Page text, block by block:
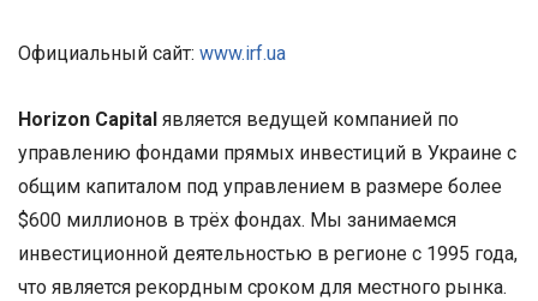
Официальный сайт: www.irf.ua
Horizon Capital является ведущей компанией по
управлению фондами прямых инвестиций в Украине с
общим капиталом под управлением в размере более
$600 миллионов в трёх фондах. Мы занимаемся
инвестиционной деятельностью в регионе с 1995 года,
что является рекордным сроком для местного рынка.